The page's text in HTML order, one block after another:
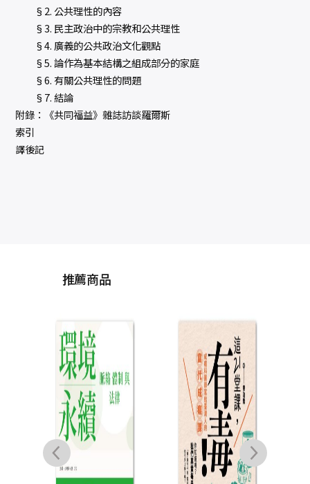
§2. 公共理性的內容
§3. 民主政治中的宗教和公共理性
§4. 廣義的公共政治文化觀點
§5. 論作為基本結構之組成部分的家庭
§6. 有關公共理性的問題
§7. 結論
附錄：《共同福益》雜誌訪談羅爾斯
索引
譯後記
推薦商品